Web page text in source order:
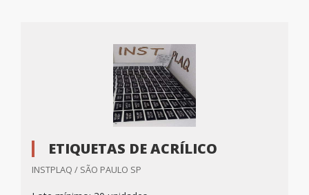
ETIQUETAS DE ACRÍLICO
INSTPLAQ / SÃO PAULO SP